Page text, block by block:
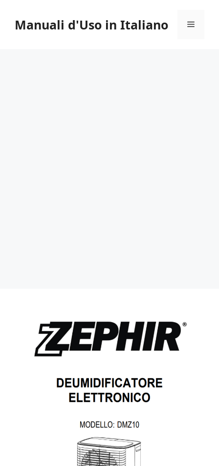
contenuto
Manuali d'Uso in Italiano Menu